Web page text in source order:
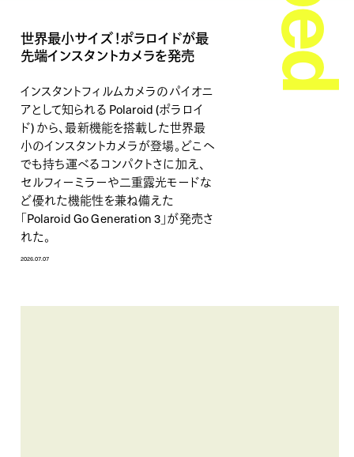
世界最小サイズ！ポラロイドが最
先端インスタントカメラを発売
インスタントフィルムカメラのパイオニ
アとして知られる Polaroid (ポラロイ
ド) から、最新機能を搭載した世界最
小のインスタントカメラが登場。どこへ
でも持ち運べるコンパクトさに加え、
セルフィーミラーや二重露光モードな
ど優れた機能性を兼ね備えた
「Polaroid Go Generation 3」が発売さ
れた。
2026.07.07